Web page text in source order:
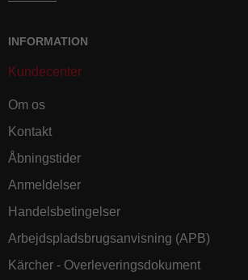
INFORMATION
Kundecenter
Om os
Kontakt
Åbningstider
Anmeldelser
Handelsbetingelser
Arbejdspladsbrugsanvisning (APB)
Kärcher - Overleveringsdokument